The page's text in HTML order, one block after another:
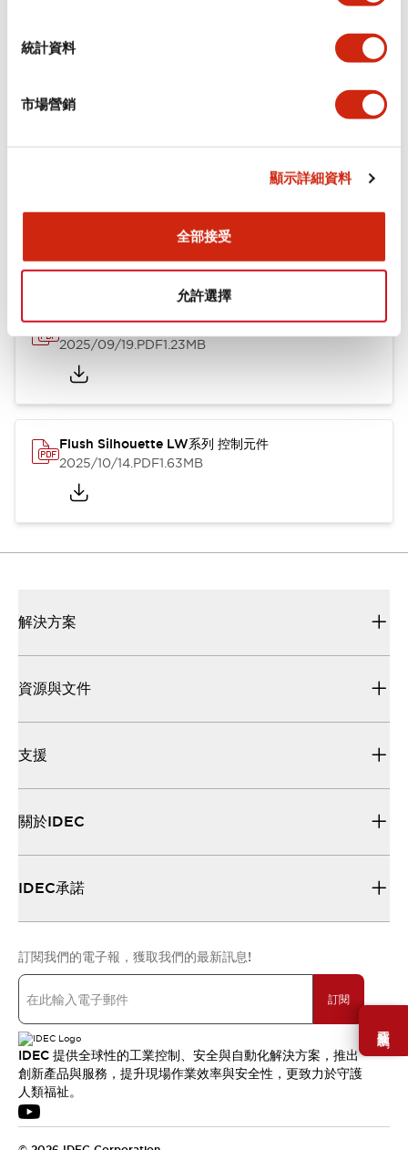
統計資料
市場營銷
顯示詳細資料
全部接受
允許選擇
需要幫助嗎？
Flush Silhouette LW系列 控制元件 (英文版)
2025/09/19.PDF1.23MB
Flush Silhouette LW系列 控制元件
2025/10/14.PDF1.63MB
解決方案
資源與文件
支援
關於IDEC
IDEC承諾
訂閱我們的電子報，獲取我們的最新訊息!
訂閱
IDEC 提供全球性的工業控制、安全與自動化解決方案，推出
創新產品與服務，提升現場作業效率與安全性，更致力於守護
人類福祉。